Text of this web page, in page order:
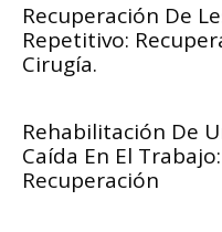
Recuperación De
Repetitivo:
Cirugía.
Rehabilitación De
Caída En El
Recuperación